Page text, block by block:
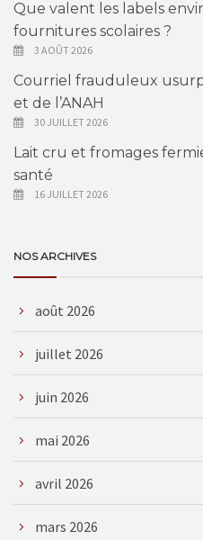
Que valent les labels
fournitures scolaires ?
3 AOÛT 2026
Courriel frauduleux
et de l’ANAH
30 JUILLET 2026
Lait cru et fromages
santé
16 JUILLET 2026
NOS ARCHIVES
août 2026
juillet 2026
juin 2026
mai 2026
avril 2026
mars 2026